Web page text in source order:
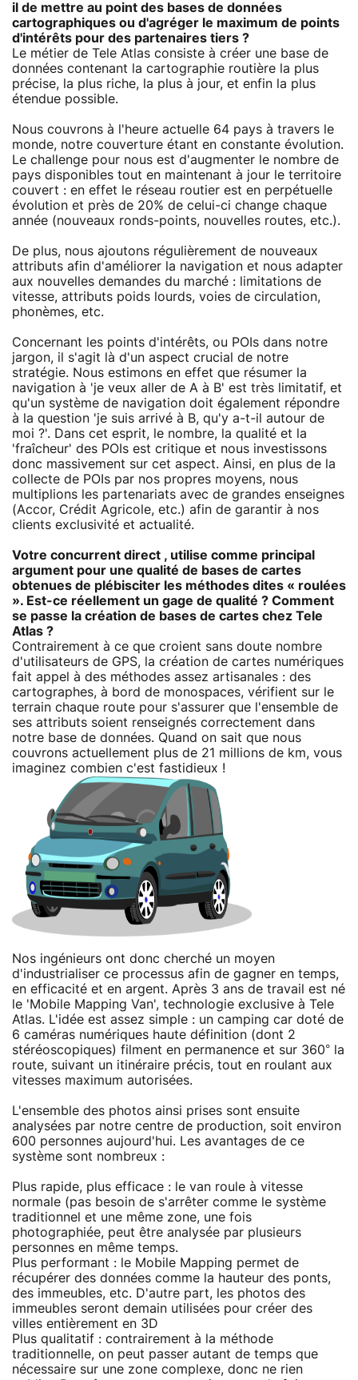
il de mettre au point des bases de données
cartographiques ou d'agréger le maximum de points
d'intérêts pour des partenaires tiers ?
Le métier de Tele Atlas consiste à créer une base de
données contenant la cartographie routière la plus
précise, la plus riche, la plus à jour, et enfin la plus
étendue possible.
Nous couvrons à l'heure actuelle 64 pays à travers le
monde, notre couverture étant en constante évolution.
Le challenge pour nous est d'augmenter le nombre de
pays disponibles tout en maintenant à jour le territoire
couvert : en effet le réseau routier est en perpétuelle
évolution et près de 20% de celui-ci change chaque
année (nouveaux ronds-points, nouvelles routes, etc.).
De plus, nous ajoutons régulièrement de nouveaux
attributs afin d'améliorer la navigation et nous adapter
aux nouvelles demandes du marché : limitations de
vitesse, attributs poids lourds, voies de circulation,
phonèmes, etc.
Concernant les points d'intérêts, ou POIs dans notre
jargon, il s'agit là d'un aspect crucial de notre
stratégie. Nous estimons en effet que résumer la
navigation à 'je veux aller de A à B' est très limitatif, et
qu'un système de navigation doit également répondre
à la question 'je suis arrivé à B, qu'y a-t-il autour de
moi ?'. Dans cet esprit, le nombre, la qualité et la
'fraîcheur' des POIs est critique et nous investissons
donc massivement sur cet aspect. Ainsi, en plus de la
collecte de POIs par nos propres moyens, nous
multiplions les partenariats avec de grandes enseignes
(Accor, Crédit Agricole, etc.) afin de garantir à nos
clients exclusivité et actualité.
Votre concurrent direct , utilise comme principal
argument pour une qualité de bases de cartes
obtenues de plébisciter les méthodes dites « roulées
». Est-ce réellement un gage de qualité ? Comment
se passe la création de bases de cartes chez Tele
Atlas ?
Contrairement à ce que croient sans doute nombre
d'utilisateurs de GPS, la création de cartes numériques
fait appel à des méthodes assez artisanales : des
cartographes, à bord de monospaces, vérifient sur le
terrain chaque route pour s'assurer que l'ensemble de
ses attributs soient renseignés correctement dans
notre base de données. Quand on sait que nous
couvrons actuellement plus de 21 millions de km, vous
imaginez combien c'est fastidieux !
Nos ingénieurs ont donc cherché un moyen
d'industrialiser ce processus afin de gagner en temps,
en efficacité et en argent. Après 3 ans de travail est né
le 'Mobile Mapping Van', technologie exclusive à Tele
Atlas. L'idée est assez simple : un camping car doté de
6 caméras numériques haute définition (dont 2
stéréoscopiques) filment en permanence et sur 360° la
route, suivant un itinéraire précis, tout en roulant aux
vitesses maximum autorisées.
L'ensemble des photos ainsi prises sont ensuite
analysées par notre centre de production, soit environ
600 personnes aujourd'hui. Les avantages de ce
système sont nombreux :
Plus rapide, plus efficace : le van roule à vitesse
normale (pas besoin de s'arrêter comme le système
traditionnel et une même zone, une fois
photographiée, peut être analysée par plusieurs
personnes en même temps.
Plus performant : le Mobile Mapping permet de
récupérer des données comme la hauteur des ponts,
des immeubles, etc. D'autre part, les photos des
immeubles seront demain utilisées pour créer des
villes entièrement en 3D
Plus qualitatif : contrairement à la méthode
traditionnelle, on peut passer autant de temps que
nécessaire sur une zone complexe, donc ne rien